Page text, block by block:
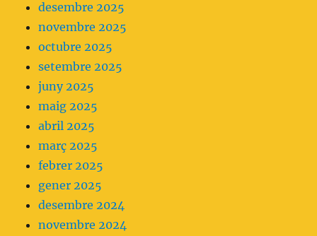
primera
opció.
desembre 2025
novembre 2025
octubre 2025
setembre 2025
juny 2025
maig 2025
abril 2025
març 2025
febrer 2025
gener 2025
desembre 2024
novembre 2024